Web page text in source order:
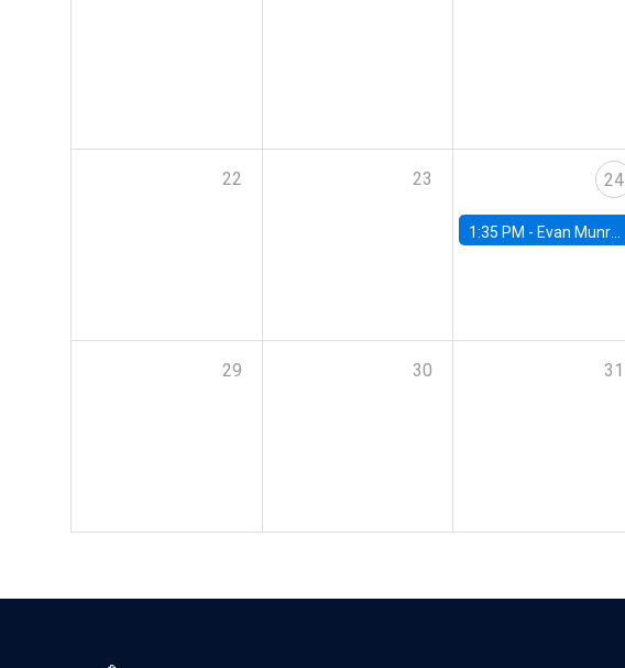
22 23 24
1:35 PM - Evan Munro, Neyman Visiting Assistant Professor in the Department of Statistics at UC Berkeley
29 30 31